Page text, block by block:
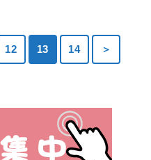
12 13 14 ＞